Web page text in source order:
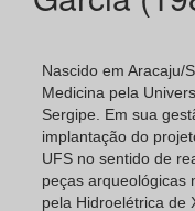
Nascido em Aracaju/
Medicina pela
Sergipe. Em sua
implantação do
UFS no sentido de
peças arqueológicas
pela Hidroelétrica de